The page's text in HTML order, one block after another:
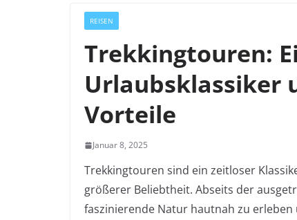
REISEN
Trekkingtouren:
Urlaubsklassiker
Vorteile
Januar 8, 2025
Trekkingtouren sind ein zeitloser
größerer Beliebtheit. Abseits der
faszinierende Natur hautnah zu